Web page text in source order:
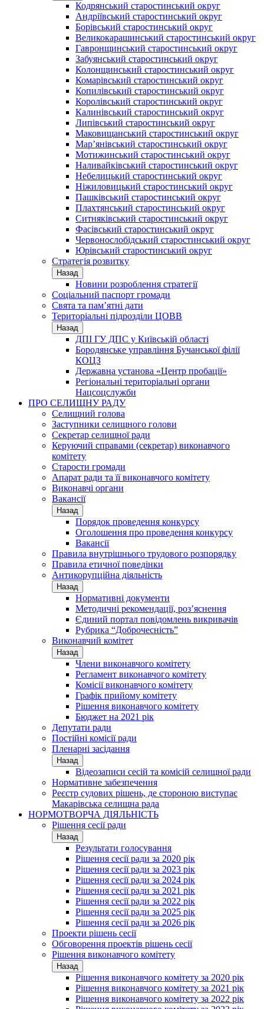
Кодрянський старостинський округ
Андріївський старостинський округ
Борівський старостинський округ
Великокарашинський старостинський округ
Гавронщинський старостинський округ
Забуянський старостинський округ
Колонщинський старостинський округ
Комарівський старостинський округ
Копилівський старостинський округ
Королівський старостинський округ
Калинівський старостинський округ
Липівський старостинський округ
Маковищанський старостинський округ
Мар’янівський старостинський округ
Мотижинський старостинський округ
Наливайківський старостинський округ
Небелицький старостинський округ
Ніжиловицький старостинський округ
Пашківський старостинський округ
Плахтянський старостинський округ
Ситняківський старостинський округ
Фасівський старостинський округ
Червонослобідський старостинський округ
Юрівський старостинський округ
Стратегія розвитку
Назад
Новини розроблення стратегії
Соціальний паспорт громади
Свята та пам’ятні дати
Територіальні підрозділи ЦОВВ
Назад
ДПІ ГУ ДПС у Київській області
Бородянське управління Бучанської філії
КОЦЗ
Державна установа «Центр пробації»
Регіональні територіальні органи
Нацсоцслужби
ПРО СЕЛИЩНУ РАДУ
Селищний голова
Заступники селищного голови
Секретар селищної ради
Керуючий справами (секретар) виконавчого
комітету
Старости громади
Апарат ради та її виконавчого комітету
Виконавчі органи
Вакансії
Назад
Порядок проведення конкурсу
Оголошення про проведення конкурсу
Вакансії
Правила внутрішнього трудового розпорядку
Правила етичної поведінки
Антикорупційна діяльність
Назад
Нормативні документи
Методичні рекомендації, роз’яснення
Єдиний портал повідомлень викривачів
Рубрика “Доброчесність”
Виконавчий комітет
Назад
Члени виконавчого комітету
Регламент виконавчого комітету
Комісії виконавчого комітету
Графік прийому комітету
Рішення виконавчого комітету
Бюджет на 2021 рік
Депутати ради
Постійні комісії ради
Пленарні засідання
Назад
Відеозаписи сесій та комісій селищної ради
Нормативне забезпечення
Реєстр судових рішень, де стороною виступає
Макарівська селищна рада
НОРМОТВОРЧА ДІЯЛЬНІСТЬ
Рішення сесії ради
Назад
Результати голосування
Рішення сесії ради за 2020 рік
Рішення сесії ради за 2023 рік
Рішення сесії ради за 2024 рік
Рішення сесії ради за 2021 рік
Рішення сесії ради за 2022 рік
Рішення сесії ради за 2025 рік
Рішення сесії ради за 2026 рік
Проекти рішень сесії
Обговорення проектів рішень сесії
Рішення виконавчого комітету
Назад
Рішення виконавчого комітету за 2020 рік
Рішення виконавчого комітету за 2021 рік
Рішення виконавчого комітету за 2022 рік